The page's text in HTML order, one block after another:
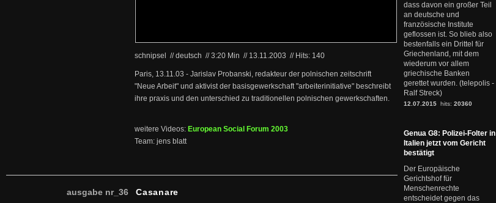
schnipsel // deutsch //3:20 Min // 13.11.2003 // Hits: 140
Paris, 13.11.03 - Jarislav Probanski, redakteur der polnischen zeitschrift
"Neue Arbeit" und aktivist der basisgewerkschaft "arbeiterinitiative" beschreibt
ihre praxis und den unterschied zu traditionellen polnischen gewerkschaften.
weitere Videos: European Social Forum 2003
Team: jens blatt
ausgabe nr_36 Casanare
dass davon ein großer Teil
an deutsche und
französische Institute
geflossen ist. So blieb also
bestenfalls ein Drittel für
Griechenland, mit dem
wiederum vor allem
griechische Banken
gerettet wurden. (telepolis -
Ralf Streck)
12.07.2015 hits: 20360
Genua G8: Polizei-Folter in
Italien jetzt vom Gericht
bestätigt
Der Europäische
Gerichtshof für
Menschenrechte
entscheidet gegen das